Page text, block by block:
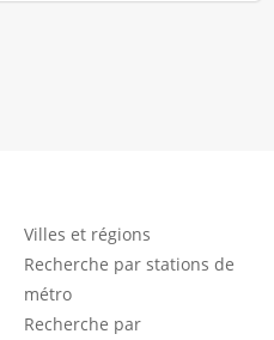
Villes et régions
Recherche par stations de
métro
Recherche par